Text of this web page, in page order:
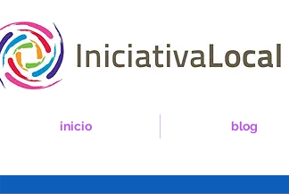
inicio blog